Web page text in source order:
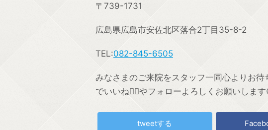
〒739-1731
広島県広島市安佐北区落合2丁目35-8-2
TEL:082-845-6505
みなさまのご来院をスタッフ一同心よりお
でいいね👍🏼やフォローよろしくお願いしま
tweetする